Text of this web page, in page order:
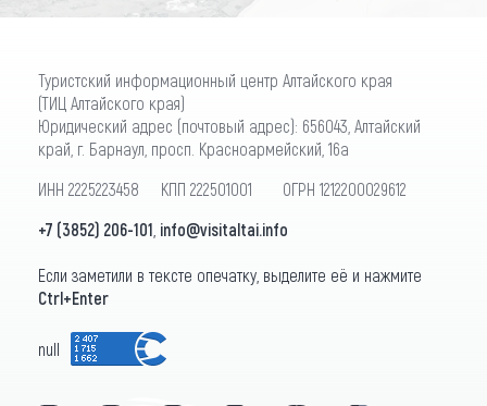
Туристский информационный центр Алтайского края
(ТИЦ Алтайского края)
Юридический адрес (почтовый адрес): 656043, Алтайский
край, г. Барнаул, просп. Красноармейский, 16а
ИНН 2225223458 КПП 222501001 ОГРН 1212200029612
+7 (3852) 206-101 info@visitaltai.info
Если заметили в тексте опечатку, выделите её и нажмите
Ctrl+Enter
null